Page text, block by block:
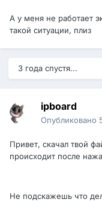
А у меня не работает
такой ситуации, плиз
3 года спустя...
ipboard
Опубликовано
Привет, скачал твой
происходит после
Не подскажешь что